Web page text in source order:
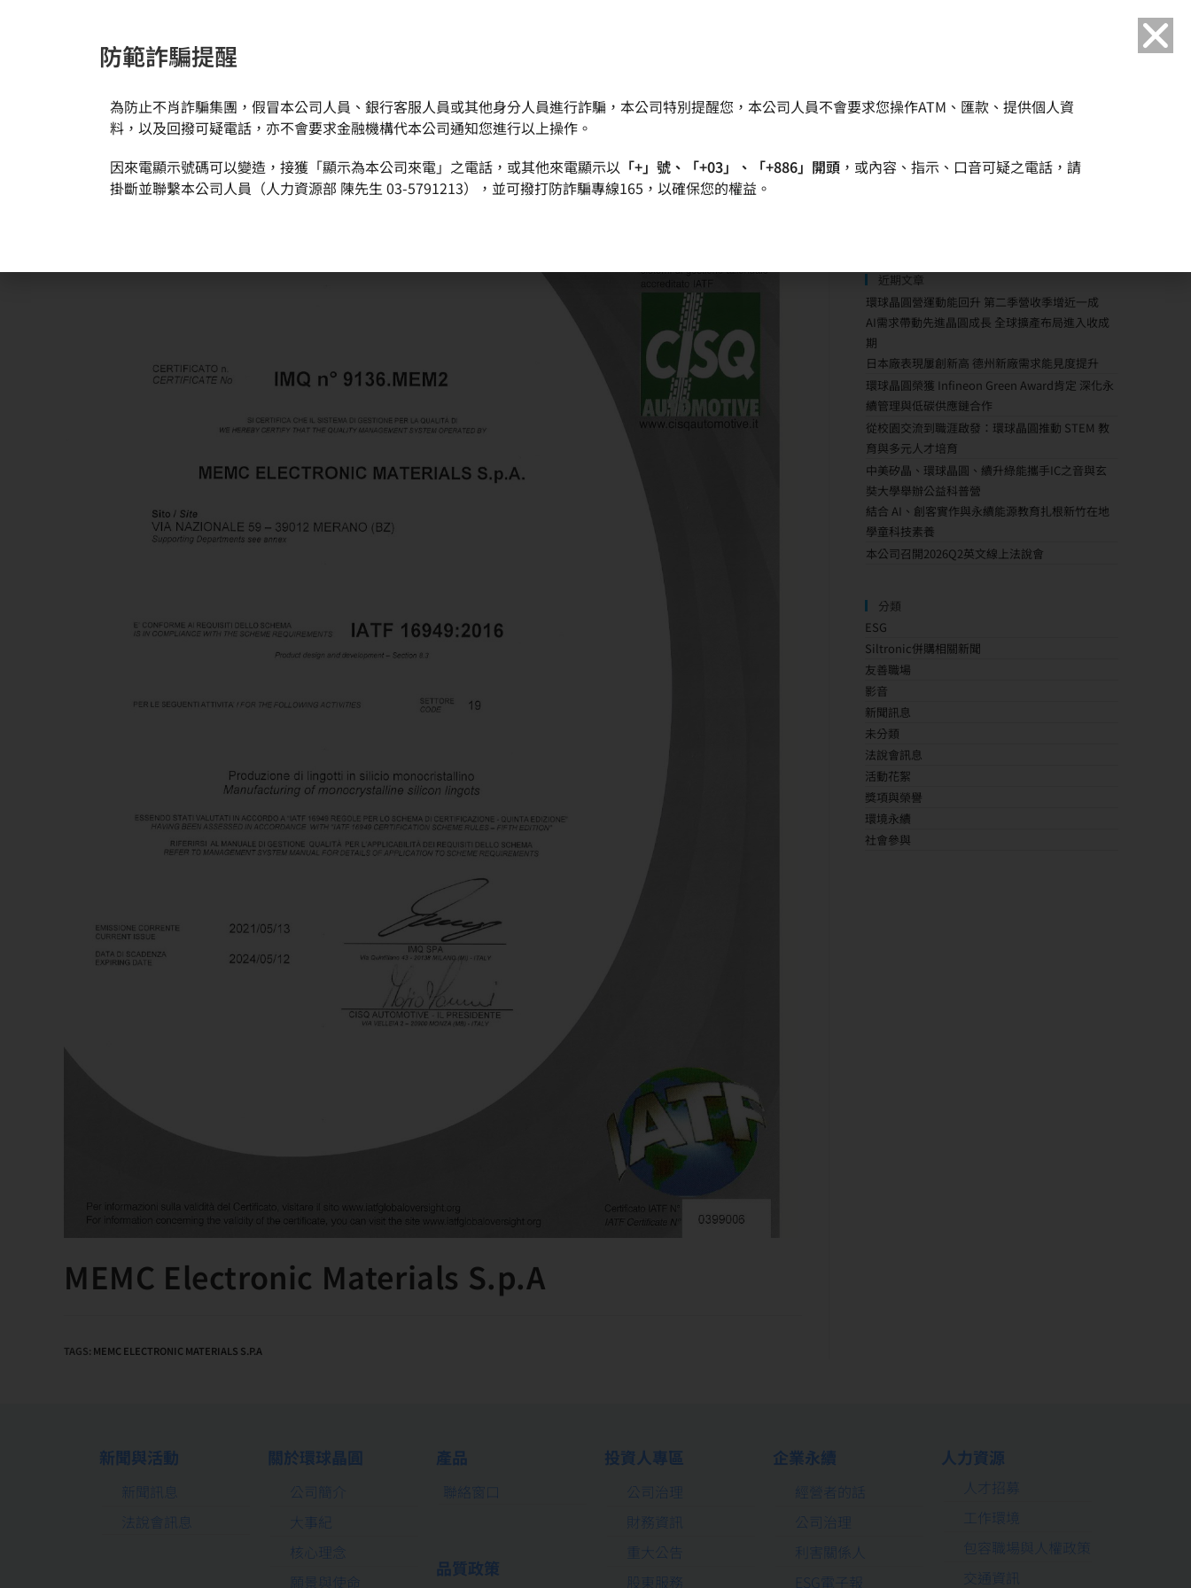
語言
新聞與活動 關於環球晶圓 產品 品質政策
MEMC Electronic Materials S.p.A
TAGS: MEMC ELECTRONIC MATERIALS S.P.A
近期文章
環球晶圓營運動能回升 第二季營收季增近一成
AI需求帶動先進晶圓成長 全球擴產布局進入收成
期
日本廠表現屢創新高 德州新廠需求能見度提升
環球晶圓榮獲 Infineon Green Award肯定 深化永
續管理與低碳供應鏈合作
從校園交流到職涯啟發：環球晶圓推動 STEM 教
育與多元人才培育
中美矽晶、環球晶圓、續升綠能攜手IC之音與玄
奘大學舉辦公益科普營
結合 AI、創客實作與永續能源教育扎根新竹在地
學童科技素養
本公司召開2026Q2英文線上法說會
分類
ESG
Siltronic併購相關新聞
友善職場
影音
新聞訊息
未分類
法說會訊息
活動花絮
獎項與榮譽
環境永續
社會參與
新聞與活動
新聞訊息
法說會訊息
關於環球晶圓
公司簡介
大事紀
核心理念
願景與使命
產品
聯絡窗口
品質政策
投資人專區
公司治理
財務資訊
重大公告
股東服務
企業永續
經營者的話
公司治理
利害關係人
ESG電子報
人力資源
人才招募
工作環境
包容職場與人權政策
交通資訊
防範詐騙提醒
為防止不肖詐騙集團，假冒本公司人員、銀行客服人員或其他身分人員進行詐騙，本公司特別提醒您，本公司人員不會要求您操作ATM、匯款、提供個人資
料，以及回撥可疑電話，亦不會要求金融機構代本公司通知您進行以上操作。
因來電顯示號碼可以變造，接獲「顯示為本公司來電」之電話，或其他來電顯示以 「+」號、「+03」、「+886」開頭 ，或內容、指示、口音可疑之電話，請
掛斷並聯繫本公司人員（人力資源部 陳先生 03-5791213），並可撥打防詐騙專線165，以確保您的權益。